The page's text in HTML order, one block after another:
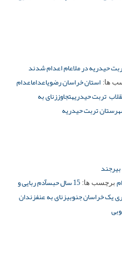
حیدریه در ملاعام اعدام شدند
ها: استان خراسان رضویاعداماعدام
تربت حیدریهتجاوززنای به
تربت حیدریه
برچسب ها: 15 سال حبس
آدم ربایی و
یک خراسان جنوبیزنای به عنفزندان